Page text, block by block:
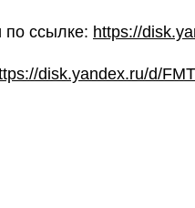
по ссылке: https://
disk.yandex.ru/d/